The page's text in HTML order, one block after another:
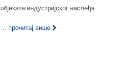
објеката индустријског наслеђа.
... прочитај више